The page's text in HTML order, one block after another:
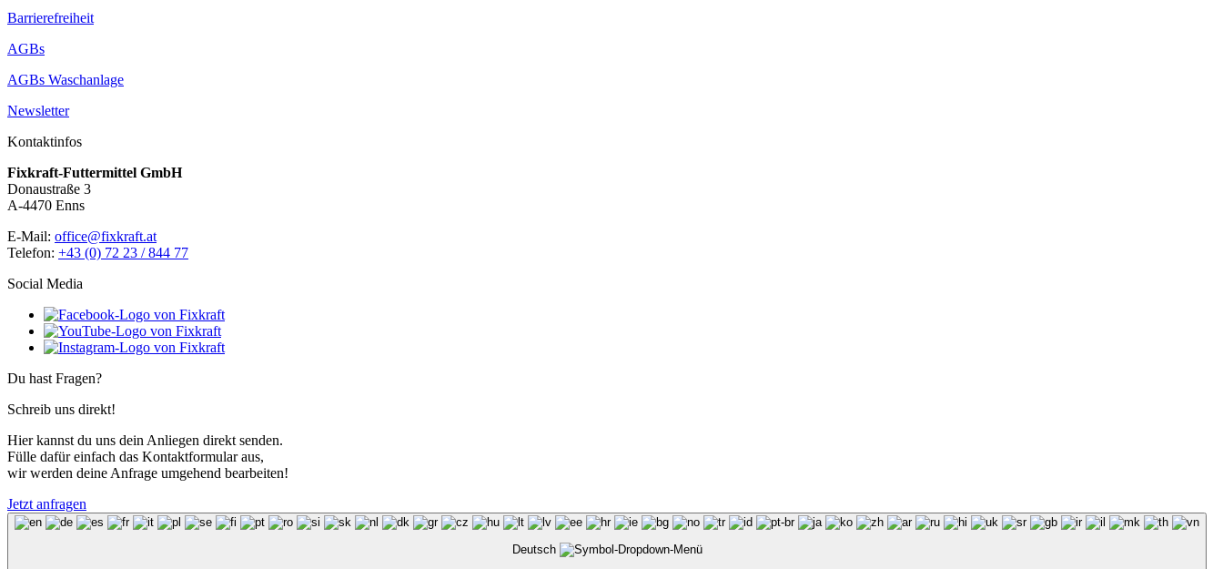
Barrierefreiheit
AGBs
AGBs Waschanlage
Newsletter
Kontaktinfos
Fixkraft-Futtermittel GmbH
Donaustraße 3
A-4470 Enns
E-Mail: office@fixkraft.at
Telefon: +43 (0) 72 23 / 844 77
Social Media
Du hast Fragen?
Schreib uns direkt!
Hier kannst du uns dein Anliegen direkt senden.
Fülle dafür einfach das Kontaktformular aus,
wir werden deine Anfrage umgehend bearbeiten!
Jetzt anfragen
Deutsch